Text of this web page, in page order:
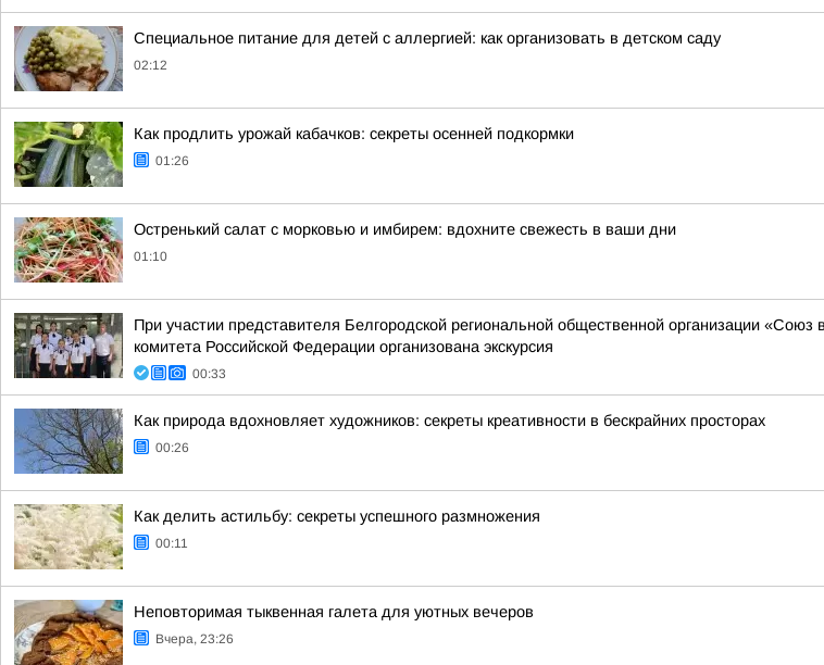
Специальное питание для детей с аллергией: как организовать в детском саду
02:12
Как продлить урожай кабачков: секреты осенней подкормки
01:26
Остренький салат с морковью и имбирем: вдохните свежесть в ваши дни
01:10
При участии представителя Белгородской региональной общественной организации
комитета Российской Федерации организована экскурсия
00:33
Как природа вдохновляет художников: секреты креативности в бескрайних просторах
00:26
Как делить астильбу: секреты успешного размножения
00:11
Неповторимая тыквенная галета для уютных вечеров
Вчера, 23:26